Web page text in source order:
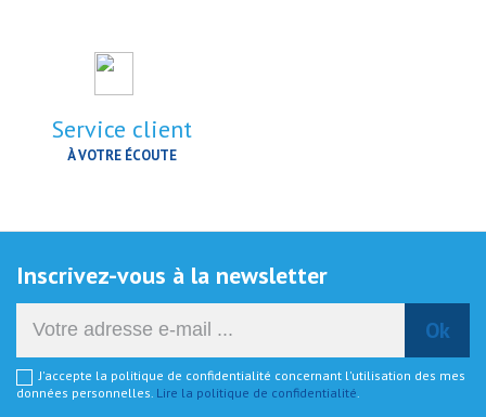
Service client
À VOTRE ÉCOUTE
Inscrivez-vous à la newsletter
J'accepte la politique de confidentialité concernant l'utilisation des mes
données personnelles. Lire la politique de confidentialité